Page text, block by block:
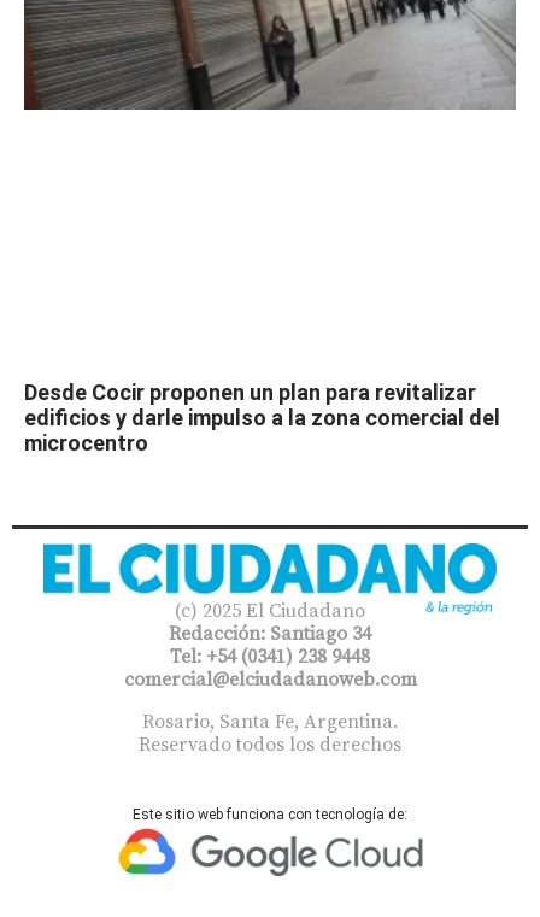
Desde Cocir proponen un plan para revitalizar
edificios y darle impulso a la zona comercial del
microcentro
(c) 2025 El Ciudadano
Redacción: Santiago 34
Tel: +54 (0341) 238 9448
comercial@elciudadanoweb.com​
Rosario, Santa Fe, Argentina.
Reservado todos los derechos
Este sitio web funciona con tecnología de: